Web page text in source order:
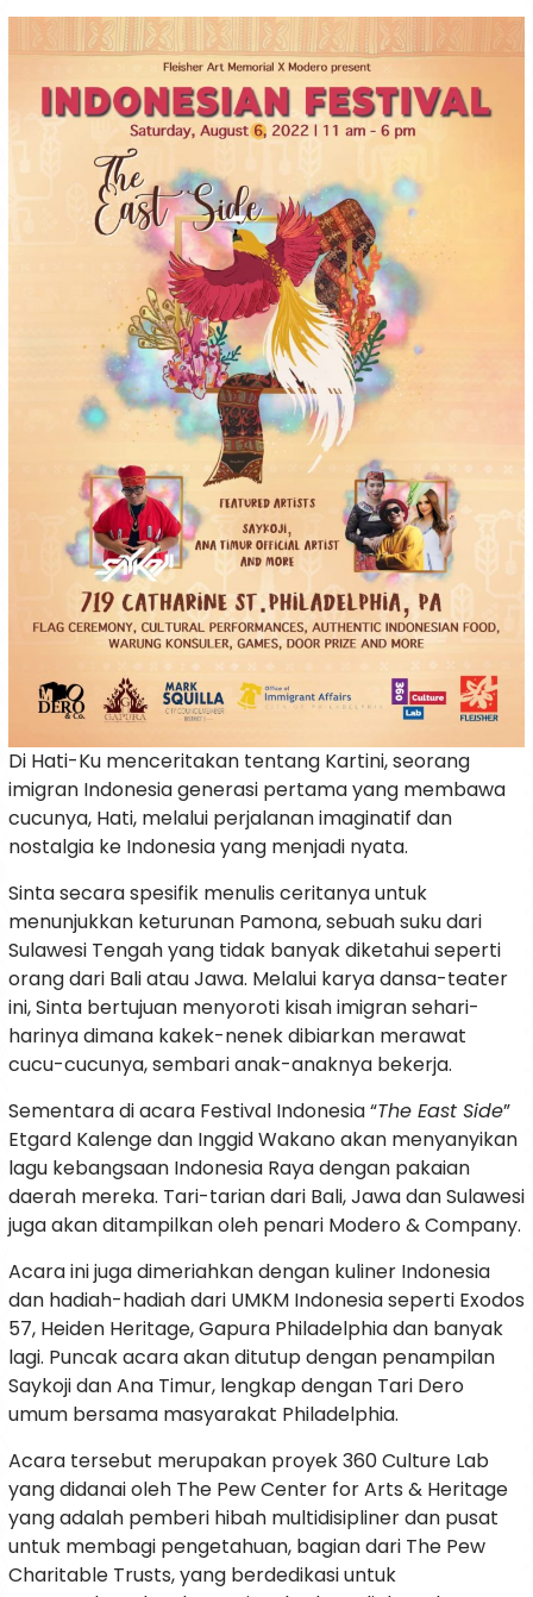
Di Hati-Ku menceritakan tentang Kartini, seorang
imigran Indonesia generasi pertama yang membawa
cucunya, Hati, melalui perjalanan imaginatif dan
nostalgia ke Indonesia yang menjadi nyata.
Sinta secara spesifik menulis ceritanya untuk
menunjukkan keturunan Pamona, sebuah suku dari
Sulawesi Tengah yang tidak banyak diketahui seperti
orang dari Bali atau Jawa. Melalui karya dansa-teater
ini, Sinta bertujuan menyoroti kisah imigran sehari-
harinya dimana kakek-nenek dibiarkan merawat
cucu-cucunya, sembari anak-anaknya bekerja.
Sementara di acara Festival Indonesia “The East Side”
Etgard Kalenge dan Inggid Wakano akan menyanyikan
lagu kebangsaan Indonesia Raya dengan pakaian
daerah mereka. Tari-tarian dari Bali, Jawa dan Sulawesi
juga akan ditampilkan oleh penari Modero & Company.
Acara ini juga dimeriahkan dengan kuliner Indonesia
dan hadiah-hadiah dari UMKM Indonesia seperti Exodos
57, Heiden Heritage, Gapura Philadelphia dan banyak
lagi. Puncak acara akan ditutup dengan penampilan
Saykoji dan Ana Timur, lengkap dengan Tari Dero
umum bersama masyarakat Philadelphia.
Acara tersebut merupakan proyek 360 Culture Lab
yang didanai oleh The Pew Center for Arts & Heritage
yang adalah pemberi hibah multidisipliner dan pusat
untuk membagi pengetahuan, bagian dari The Pew
Charitable Trusts, yang berdedikasi untuk